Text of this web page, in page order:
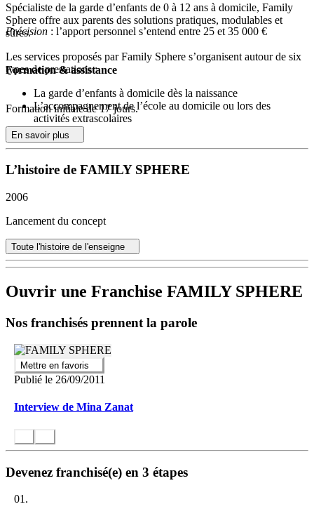
Spécialiste de la garde d’enfants de 0 à 12 ans à domicile, Family
Sphere offre aux parents des solutions pratiques, modulables et
sûres.
Les services proposés par Family Sphere s’organisent autour de six
types de prestations :
La garde d’enfants à domicile dès la naissance
L’accompagnement de l’école au domicile ou lors des
activités extrascolaires
L’aide aux devoirs
L’organisation des gardes partagées
Le soutien scolaire
Family Sphere est un organisme agréé par l’Etat. Les agences
de garde d’enfants ou de soutien scolaire est étudiée de façon
individuelle et chaque proposition est adaptée aux besoins de la
famille. Pour remplir les missions qui lui sont confiées, le réseau met
à la disposition des familles des intervenants qualifiés, qui savent
s’adapter aux emplois du temps parfois compliqués des parents et
Précision : l’apport personnel s’entend entre 25 et 35 000 €
Formation & assistance
Formation initiale de 17 jours.
En savoir plus
L’histoire de FAMILY SPHERE
2006
Lancement du concept
Toute l'histoire de l'enseigne
Ouvrir une Franchise FAMILY SPHERE
Nos franchisés prennent la parole
Mettre en favoris
Publié le 26/09/2011
Interview de Mina Zanat
Devenez franchisé(e) en 3 étapes
01.